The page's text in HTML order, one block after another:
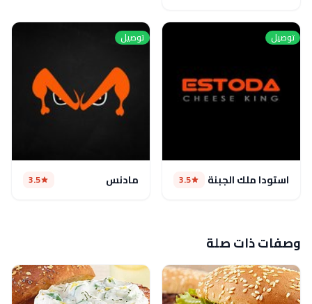
توصيل
استودا ملك الجبنة 3.5
توصيل
مادنس 3.5
وصفات ذات صلة